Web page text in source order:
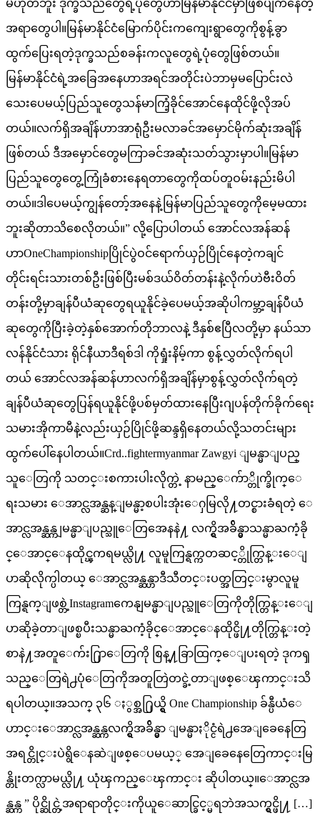
မဟုတ်ဘူး ဒုက္ခသည်တွေရဲ့ပုံတွေဟာမြန်မာနိုင်ငံမှာဖြစ်ပျက်နေတဲ့
အရာတွေပါ။မြန်မာနိုင်ငံမြောက်ပိုင်းကကျေးရွာတွေကိုစွန့်ခွာ
ထွက်ပြေးရတဲ့ဒုက္ခသည်စခန်းကလူတွေရဲ့ပုံတွေဖြစ်တယ်။
မြန်မာနိုင်ငံရဲ့အခြေအနေဟာအရင်အတိုင်းပဲဘာမှမပြောင်းလဲ
သေးပေမယ့်ပြည်သူတွေသန်မာကြံ့ခိုင်အောင်နေထိုင်ဖို့လိုအပ်
တယ်။လက်ရှိအချိန်ဟာအာရုံဦးမလာခင်အမှောင်မိုက်ဆုံးအချိန်
ဖြစ်တယ် ဒီအမှောင်တွေမကြာခင်အဆုံးသတ်သွားမှာပါ။မြန်မာ
ပြည်သူတွေတွေ့ကြုံခံစားနေရတာတွေကိုထပ်တူဝမ်းနည်းမိပါ
တယ်။ဒါပေမယ့်ကျွန်တော့်အနေနဲ့မြန်မာပြည်သူတွေကိုမေ့မထား
ဘူးဆိုတာသိစေလိုတယ်။” လို့ပြောပါတယ် အောင်လအန်ဆန်
ဟာOneChampionshipပြိုင်ပွဲဝင်ရောက်ယှဉ်ပြိုင်နေတဲ့ကချင်
တိုင်းရင်းသားတစ်ဦးဖြစ်ပြီးမစ်ဒယ်ဝိတ်တန်းနဲ့လိုက်ဟဲဗီးဝိတ်
တန်းတို့မှာချန်ပီယံဆုတွေရယူနိုင်ခဲ့ပေမယ့်အဆိုပါကမ္ဘာ့ချန်ပီယံ
ဆုတွေကိုပြီးခဲ့တဲ့နှစ်အောက်တိုဘာလနဲ့ ဒီနှစ်ဧပြီလတို့မှာ နယ်သာ
လန်နိုင်ငံသား ရိုင်နီယာဒီရစ်ဒါ ကိုရှုံးနိမ့်ကာ စွန့်လွှတ်လိုက်ရပါ
တယ် အောင်လအန်ဆန်ဟာလက်ရှိအချိန်မှာစွန့်လွှတ်လိုက်ရတဲ့
ချန်ပီယံဆုတွေပြန်ရယူနိုင်ဖို့ပစ်မှတ်ထားနေပြီးဂျပန်တိုက်ခိုက်ရေး
သမားအိုကာမီနဲ့လည်းယှဉ်ပြိုင်ဖို့ဆန္ဒရှိနေတယ်လို့သတင်းများ
ထွက်ပေါ်နေပါတယ်။Crd..fightermyanmar Zawgyi ျမန္မာျပည္
သူေတြကို သတင္းစကားပါးလိုက္တဲ့ နာမည္ေက်ာ္တိုက္ခိုက္ေ
ရးသမား ေအာင္လအန္ဆန္ျမန္မာ့စပါးအုံးေႁမြလို႔တင္စားခံရတဲ့ ေ
အာင္လအန္ဆန္ကျမန္မာျပည္သူေတြအေနနဲ႔ လက္ရွိအခ်ိန္မွာသန္မာႀကံ့ခို
င္ေအာင္ေနထိုင္ၾကရမယ္လို႔ လူမူကြန္ရက္ကတဆင့္တိုက္တြန္းေျ
ပာဆိုလိုက္ပါတယ္ ေအာင္လအန္ဆန္ဟာဒီသီတင္းပတ္အတြင္းမွာလူမူ
ကြန္ရက္ျဖစ္တဲ့Instagramကေနျမန္မာျပည္သူေတြကိုတိုက္တြန္းေျ
ပာဆိုခဲ့တာျဖစ္ၿပီးသန္မာႀကံ့ခိုင္ေအာင္ေနထိုင္ဖို႔တိုက္တြန္းတဲ့
စာနဲ႔အတူေက်း႐ြာေတြကို စြန္႔ခြာထြက္ေျပးရတဲ့ ဒုကၡ
သည္ေတြရဲ႕ပုံေတြကိုအတူတြဲတင္ခဲ့တာျဖစ္ေၾကာင္းသိ
ရပါတယ္။အသက္ ၃၆ ႏွစ္အ႐ြယ္ရွိ One Championship ခ်န္ပီယံေ
ဟာင္းေအာင္လအန္ဆန္ကလက္ရွိအခ်ိန္မွာ ျမန္မာႏိုင္ငံရဲ႕အေျခေနေတြ
အရင္တိုင္းပဲရွိေနဆဲျဖစ္ေပမယ့္ အေျခေနေတြေကာင္းမြ
န္တိုးတက္လာမယ္လို႔ ယုံၾကည္ေၾကာင္း ဆိုပါတယ္။ေအာင္လအ
န္ဆန္က ” ပိုင္ဆိုင္တဲ့အရာရာတိုင္းကိုယူေဆာင္ခြင့္မရဘဲအသက္ရွင္ဖို႔ […]